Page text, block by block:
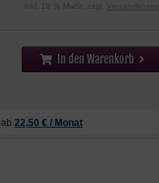
inkl. 19 % MwSt. zzgl. Versandkosten
In den Warenkorb